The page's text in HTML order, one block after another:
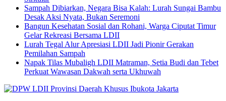
Sampah Dibiarkan, Negara Bisa Kalah: Lurah Sungai Bambu
Desak Aksi Nyata, Bukan Seremoni
Bangun Kesehatan Sosial dan Rohani, Warga Ciputat Timur
Gelar Rekreasi Bersama LDII
Lurah Tegal Alur Apresiasi LDII Jadi Pionir Gerakan
Pemilahan Sampah
Napak Tilas Mubaligh LDII Matraman, Setia Budi dan Tebet
Perkuat Wawasan Dakwah serta Ukhuwah